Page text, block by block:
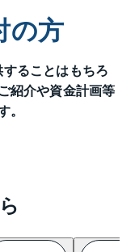
の方
ることはもちろ
紹介や資金計画等
。